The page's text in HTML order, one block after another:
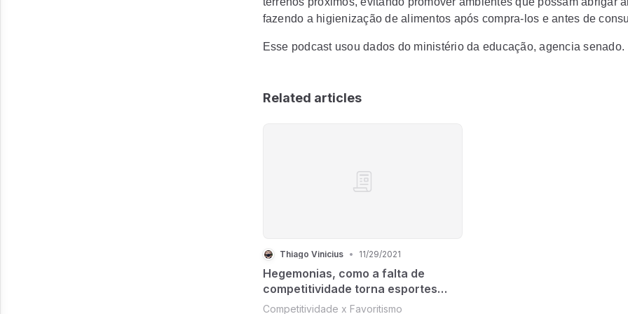
fazendo a higienização de alimentos após compra-los e antes de
Esse podcast usou dados do ministério da educação, agencia senado.
Related articles
Thiago Vinicius • 11/29/2021
Hegemonias, como a falta de
competitividade torna esportes
entediantes.
Competitividade x Favoritismo